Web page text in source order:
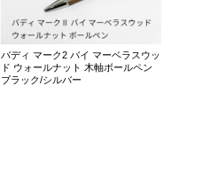
バディ マーク2 バイ マーベラスウッ
ド ウォールナット 木軸ボールペン
ブラック/シルバー